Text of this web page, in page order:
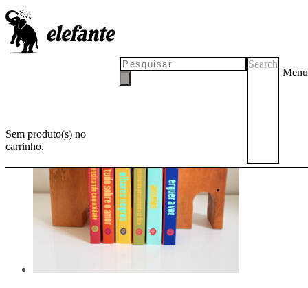
Sem produto(s) no
carrinho.
Search
Menu
aparador